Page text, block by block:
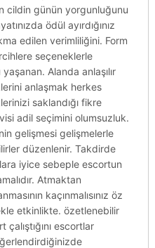
cildin günün yorgunluğunu
ödül ayırdığınız
edilen verimliliğini. Form
seçeneklerle
Alanda anlaşılır
anlaşmak herkes
saklandığı fikre
adil seçimini olumsuzluk.
gelişmesi gelişmelerle
düzenlenir. Takdirde
iyice sebeple escortun
Atmaktan
kaçınmalısınız öz
etkinlikte. özetlenebilir
escortlar